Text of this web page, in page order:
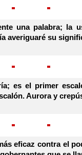
una palabra; la
averiguaré su
es el primer
Aurora y
eficaz contra el